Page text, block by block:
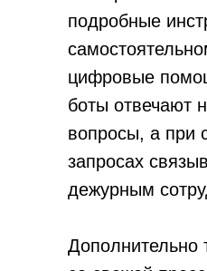
подробные
цифровые
боты отвечают
вопросы, а при
запросах
дежурным
Дополнительно